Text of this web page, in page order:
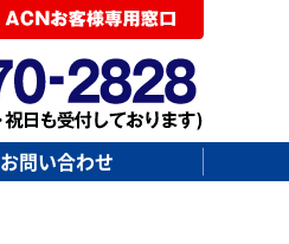
お問い合わせ